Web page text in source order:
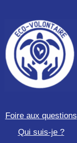
Foire aux questions
Qui suis-je ?